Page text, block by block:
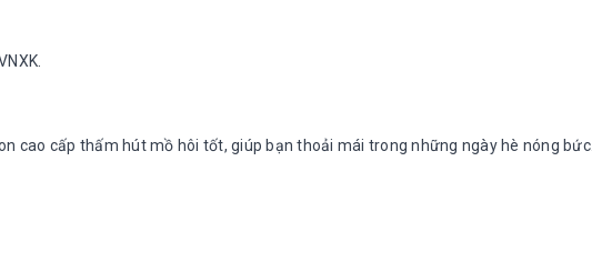
cao cấp thấm hút mồ hôi tốt, giúp bạn thoải mái trong những ngày hè nóng bức.